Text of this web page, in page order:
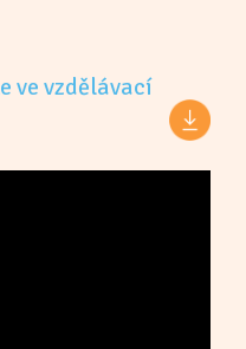
ve vzdělávací